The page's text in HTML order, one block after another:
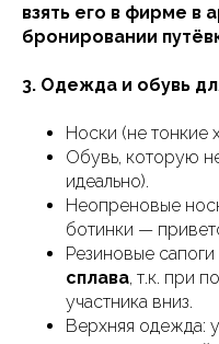
взять его в фирме в
бронировании
3. Одежда и обувь
Носки (не тонкие
Обувь, которую
идеально).
Неопреновые
ботинки —
Резиновые сапоги
сплава, т.к. при
участника вниз.
Верхняя одежда: